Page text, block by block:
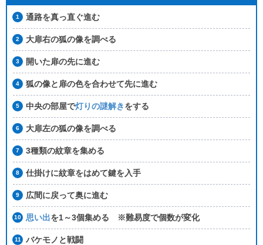
通路を真っ直ぐ進む
大扉右の狐の像を調べる
開いた扉の先に進む
狐の像と扉の色を合わせて先に進む
中央の部屋で灯りの謎解きをする
大扉左の狐の像を調べる
3種類の紋章を集める
仕掛けに紋章をはめて鍵を入手
広間に戻って奥に進む
思い出を1～3個集める ※難易度で個数が変化
バケモノと戦闘